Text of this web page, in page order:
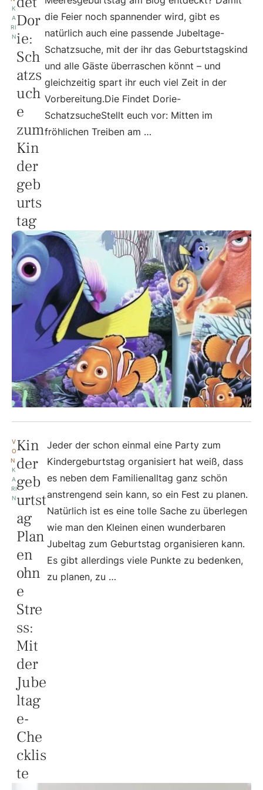
K
A
RI
N
Dor
ie:
Sch
atzs
uch
e
zum
Kin
der
geb
urts
tag
die Feier noch spannender wird, gibt es
natürlich auch eine passende Jubeltage-
Schatzsuche, mit der ihr das Geburtstagskind
und alle Gäste überraschen könnt – und
gleichzeitig spart ihr euch viel Zeit in der
Vorbereitung.Die Findet Dorie-
SchatzsucheStellt euch vor: Mitten im
fröhlichen Treiben am …
V
O
N
K
A
RI
N
Kin
der
geb
urtst
ag
Plan
en
ohn
e
Stre
ss:
Mit
der
Jube
ltag
e-
Che
cklis
te
Jeder der schon einmal eine Party zum
Kindergeburtstag organisiert hat weiß, dass
es neben dem Familienalltag ganz schön
anstrengend sein kann, so ein Fest zu planen.
Natürlich ist es eine tolle Sache zu überlegen
wie man den Kleinen einen wunderbaren
Jubeltag zum Geburtstag organisieren kann.
Es gibt allerdings viele Punkte zu bedenken,
zu planen, zu …